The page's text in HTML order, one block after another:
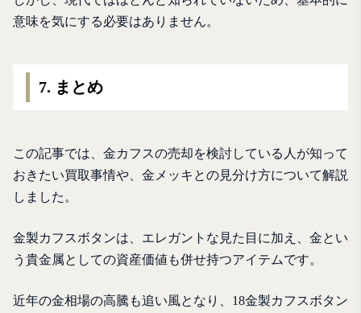
意味を気にする必要はありません。
7. まとめ
この記事では、金カフスの売却を検討している人が知って
おきたい買取事情や、金メッキとの見分け方について解説
しました。
金製カフスボタンは、エレガントな見た目に加え、金とい
う貴金属としての資産価値も併せ持つアイテムです。
近年の金相場の高騰も追い風となり、18金製カフスボタン